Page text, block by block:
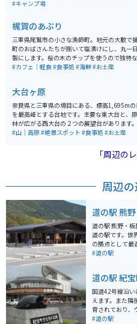
プでの宿泊も可能です。キャンプ場からは、池
ートや多目的グラウンド、バーベキューハウス
など、様々な設備が整っており、スポーツ合宿
も利用されています。温泉施設「きなりの湯
れを癒すことができ、自然に囲まれた環境で
ュできます。春には下北山村主催のさくら祭
れており、敷地内の桜が満開になると、関西一
#キャンプ場
梶賀のあぶり
三重県尾鷲市の小さな漁師町。地元の大敷で
町のおばさんたちが捌いて塩漬けにし、丸一
製にします。桜の木のチップを使うので独特
いがして食欲を誘います。ビールのおつまみに
#カフェ｜軽食#食事処 #海鮮#お土産
大台ヶ原
奈良県と三重県の境目にある、標高1,695m
を最高峰とする台地です。主要な東大台と、
林が広がる西大台の２つの展望台があります
ぎないハイキングコースと、整備された地面で
シーズンには、ワインレッド色に染まったシ
一面に広がり絶景です。日出ヶ岳の展望台か
イの終点にある大台ケ原ビジターセンターに
用意されています。
#山｜高原#絶景スポット #食事処 #お土産
「周辺の
周辺
道の駅 熊
道の駅 熊野・
道の駅です。世
の拠点として最適です。 この道の駅は
した武将・真田
わる資料を展示
産品を販売する
熊野灘を望む絶
夕暮れ時には美し
で訪れる場合、
#道の駅
道の駅 紀
国道42号線沿
えます。また隣
育されており、
で、休日にはウ
#道の駅